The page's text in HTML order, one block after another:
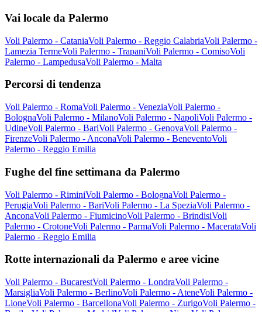
Vai locale da Palermo
Voli Palermo - CataniaVoli Palermo - Reggio CalabriaVoli Palermo -
Lamezia TermeVoli Palermo - TrapaniVoli Palermo - ComisoVoli
Palermo - LampedusaVoli Palermo - Malta
Percorsi di tendenza
Voli Palermo - RomaVoli Palermo - VeneziaVoli Palermo -
BolognaVoli Palermo - MilanoVoli Palermo - NapoliVoli Palermo -
UdineVoli Palermo - BariVoli Palermo - GenovaVoli Palermo -
FirenzeVoli Palermo - AnconaVoli Palermo - BeneventoVoli
Palermo - Reggio Emilia
Fughe del fine settimana da Palermo
Voli Palermo - RiminiVoli Palermo - BolognaVoli Palermo -
PerugiaVoli Palermo - BariVoli Palermo - La SpeziaVoli Palermo -
AnconaVoli Palermo - FiumicinoVoli Palermo - BrindisiVoli
Palermo - CrotoneVoli Palermo - ParmaVoli Palermo - MacerataVoli
Palermo - Reggio Emilia
Rotte internazionali da Palermo e aree vicine
Voli Palermo - BucarestVoli Palermo - LondraVoli Palermo -
MarsigliaVoli Palermo - BerlinoVoli Palermo - AteneVoli Palermo -
LioneVoli Palermo - BarcellonaVoli Palermo - ZurigoVoli Palermo -